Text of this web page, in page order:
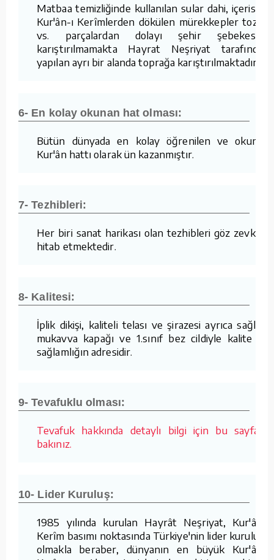
Matbaa temizliğinde kullanılan sular dahi, içerisine
Kur'ân-ı Kerîmlerden dökülen mürekkepler tozlar
vs. parçalardan dolayı şehir şebekesine
karıştırılmamakta Hayrat Neşriyat tarafından
yapılan ayrı bir alanda toprağa karıştırılmaktadır.
6- En kolay okunan hat olması:
Bütün dünyada en kolay öğrenilen ve okunan
Kur'ân hattı olarak ün kazanmıştır.
7- Tezhibleri:
Her biri sanat harikası olan tezhibleri göz zevkine
hitab etmektedir.
8- Kalitesi:
İplik dikişi, kaliteli telası ve şirazesi ayrıca sağlam
mukavva kapağı ve 1.sınıf bez cildiyle kalite ve
sağlamlığın adresidir.
9- Tevafuklu olması:
Tevafuk hakkında detaylı bilgi için bu sayfaya
bakınız.
10- Lider Kuruluş:
1985 yılında kurulan Hayrât Neşriyat, Kur'ân-ı
Kerîm basımı noktasında Türkiye'nin lider kuruluşu
olmakla beraber, dünyanın en büyük Kur'ân-ı